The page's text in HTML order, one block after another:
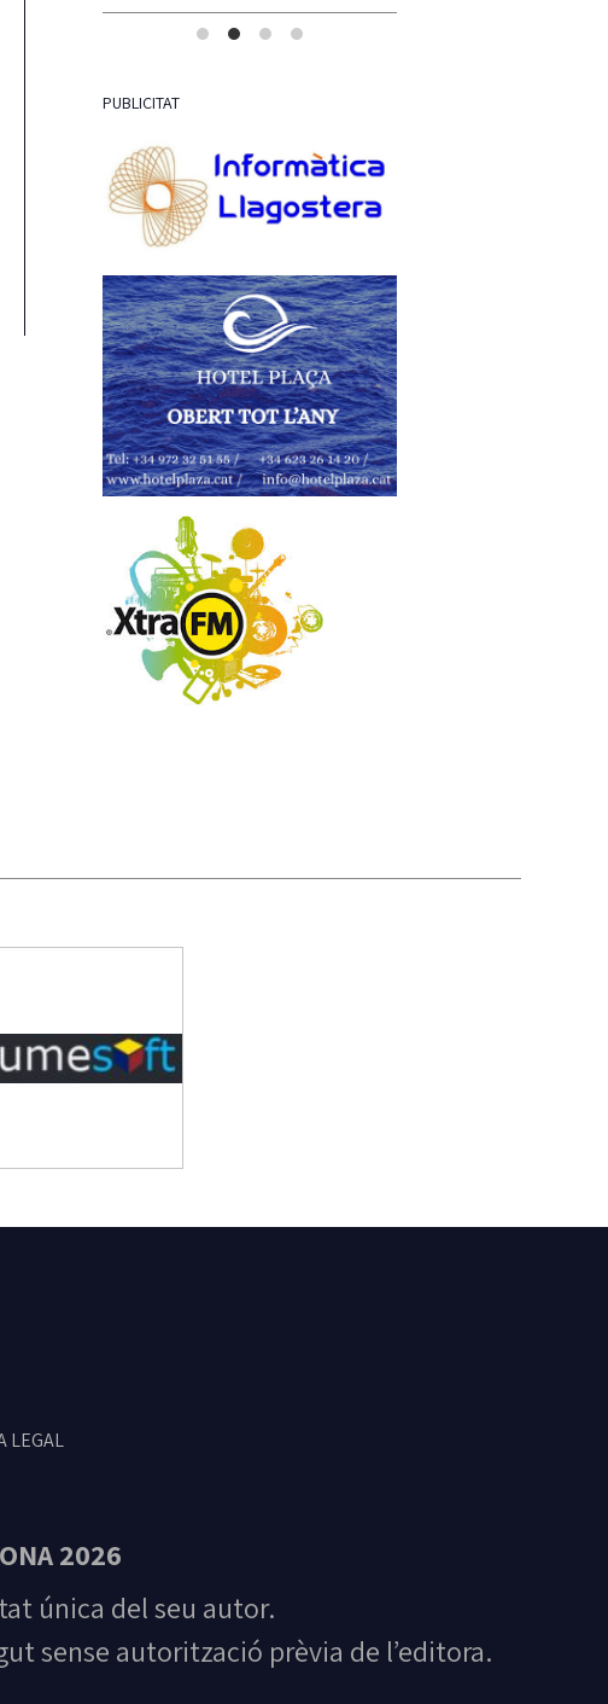
PUBLICITAT
LEGAL
2026
única del seu autor.
sense autorització prèvia de l’editora.